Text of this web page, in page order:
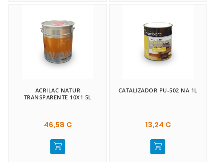
ACRILAC NATUR
TRANSPARENTE 10X1 5L
46,58 €
CATALIZADOR PU-502 NA 1L
13,24 €